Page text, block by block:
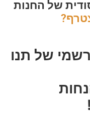
14.45 נקודות ⭐
אזל המלאי
של החנות
של תנו